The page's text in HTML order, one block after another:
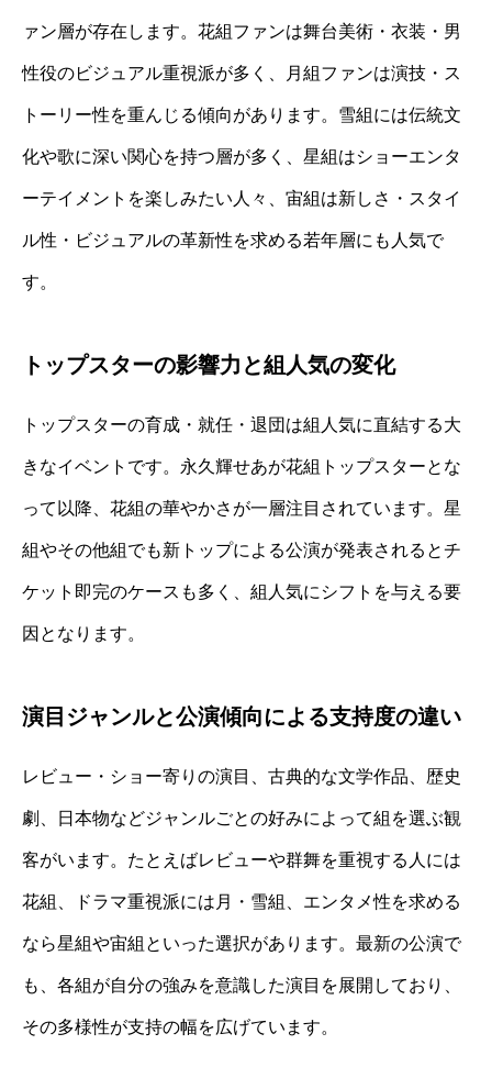
ァン層が存在します。花組ファンは舞台美術・衣装・男
性役のビジュアル重視派が多く、月組ファンは演技・ス
トーリー性を重んじる傾向があります。雪組には伝統文
化や歌に深い関心を持つ層が多く、星組はショーエンタ
ーテイメントを楽しみたい人々、宙組は新しさ・スタイ
ル性・ビジュアルの革新性を求める若年層にも人気で
す。
トップスターの影響力と組人気の変化
トップスターの育成・就任・退団は組人気に直結する大
きなイベントです。永久輝せあが花組トップスターとな
って以降、花組の華やかさが一層注目されています。星
組やその他組でも新トップによる公演が発表されるとチ
ケット即完のケースも多く、組人気にシフトを与える要
因となります。
演目ジャンルと公演傾向による支持度の違い
レビュー・ショー寄りの演目、古典的な文学作品、歴史
劇、日本物などジャンルごとの好みによって組を選ぶ観
客がいます。たとえばレビューや群舞を重視する人には
花組、ドラマ重視派には月・雪組、エンタメ性を求める
なら星組や宙組といった選択があります。最新の公演で
も、各組が自分の強みを意識した演目を展開しており、
その多様性が支持の幅を広げています。